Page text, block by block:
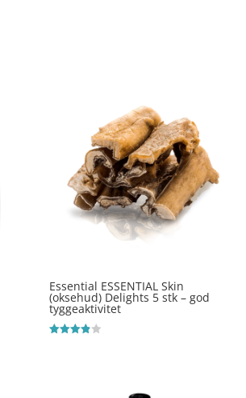
Essential ESSENTIAL Skin
(oksehud) Delights 5 stk – god
tyggeaktivitet